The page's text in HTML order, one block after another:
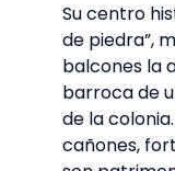
Su centro
de piedra”,
balcones la
barroca de
de la
cañones,